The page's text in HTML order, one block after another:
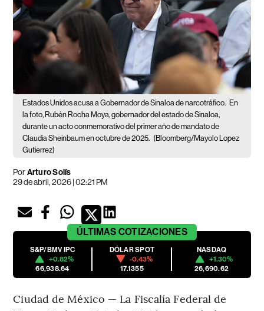
Estados Unidos acusa a Gobernador de Sinaloa de narcotráfico. En
la foto, Rubén Rocha Moya, gobernador del estado de Sinaloa,
durante un acto conmemorativo del primer año de mandato de
Claudia Sheinbaum en octubre de 2025. (Bloomberg/Mayolo Lopez
Gutierrez)
PorArturo Solís
29 de abril, 2026 | 02:21 PM
ÚLTIMAS COTIZACIONES
S&P/BMV IPC
+0.82%
66,938.64
DÓLAR SPOT
-0.43%
17.1355
NASDAQ
+1.30%
26,690.62
Ciudad de México — La Fiscalía Federal de